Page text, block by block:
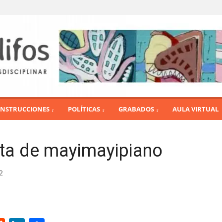
POLÍTICAS GRABADOS AULA VIRTUAL
de mayimayipiano